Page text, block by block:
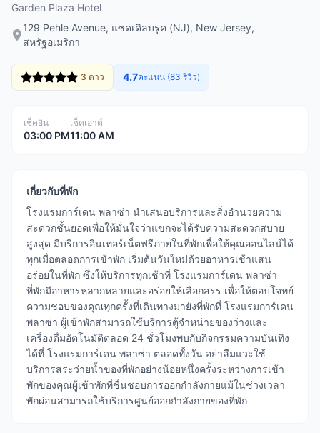
Garden Plaza Hotel
129 Pehle Avenue, แซดเดิลบรูค (NJ), New Jersey,
สหรัฐอเมริกา
3 ดาว 4.7คะแนน (83 รีวิว)
เช็คอิน
03:00 PM
เช็คเอาต์
11:00 AM
เกี่ยวกับที่พัก
โรงแรมการ์เดน พลาซ่า นำเสนอบริการและสิ่งอำนวยความ
สะดวกชั้นยอดเพื่อให้มั่นใจว่าแขกจะได้รับความสะดวกสบาย
สูงสุด มีบริการอินเทอร์เน็ตฟรีภายในที่พักเพื่อให้คุณออนไลน์ได้
ทุกเมื่อตลอดการเข้าพัก เริ่มต้นวันใหม่ด้วยอาหารเช้าแสน
อร่อยในที่พัก ซึ่งให้บริการทุกเช้าที่ โรงแรมการ์เดน พลาซ่า
ที่พักมีอาหารหลากหลายและอร่อยให้เลือกสรร เพื่อให้ตอบโจทย์
ความชอบของคุณทุกครั้งที่เดินทางมายังที่พักที่ โรงแรมการ์เดน
พลาซ่า ผู้เข้าพักสามารถใช้บริการตู้จำหน่ายของว่างและ
เครื่องดื่มอัตโนมัติตลอด 24 ชั่วโมงพบกับกิจกรรมความบันเทิง
ได้ที่ โรงแรมการ์เดน พลาซ่า ตลอดทั้งวัน อย่าลืมแวะใช้
บริการสระว่ายน้ำของที่พักอย่างน้อยหนึ่งครั้งระหว่างการเข้า
พักของคุณผู้เข้าพักที่ชื่นชอบการออกกำลังกายแม้ในช่วงเวลา
พักผ่อนสามารถใช้บริการศูนย์ออกกำลังกายของที่พัก